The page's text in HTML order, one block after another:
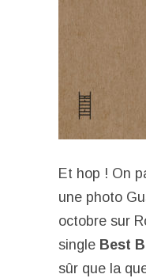
Et hop ! On
une photo
octobre sur
single Best
sûr que la